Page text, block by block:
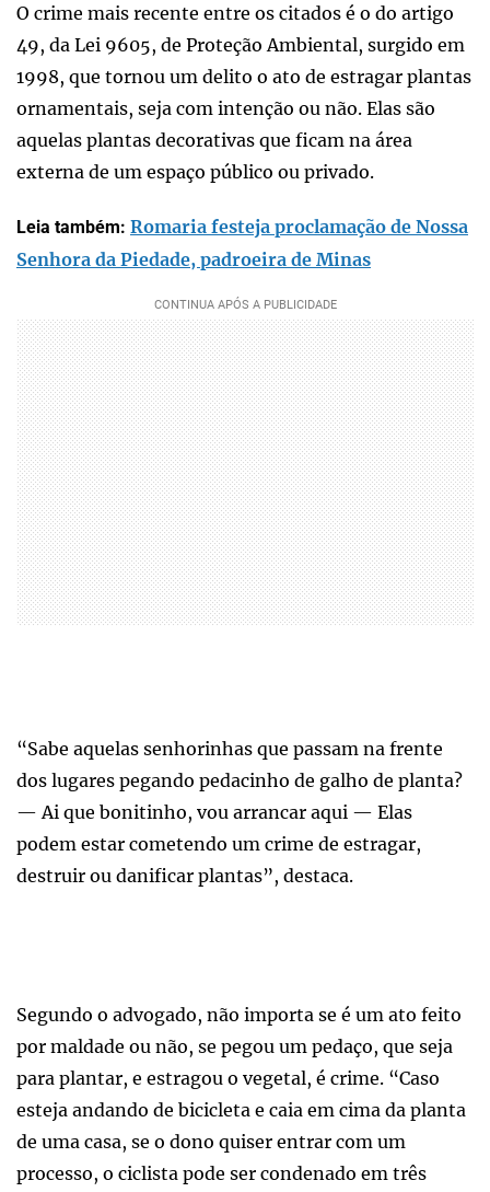
O crime mais recente entre os citados é o do artigo
49, da Lei 9605, de Proteção Ambiental, surgido em
1998, que tornou um delito o ato de estragar plantas
ornamentais, seja com intenção ou não. Elas são
aquelas plantas decorativas que ficam na área
externa de um espaço público ou privado.
Leia também: Romaria festeja proclamação de Nossa
Senhora da Piedade, padroeira de Minas
“Sabe aquelas senhorinhas que passam na frente
dos lugares pegando pedacinho de galho de planta?
— Ai que bonitinho, vou arrancar aqui — Elas
podem estar cometendo um crime de estragar,
destruir ou danificar plantas”, destaca.
Segundo o advogado, não importa se é um ato feito
por maldade ou não, se pegou um pedaço, que seja
para plantar, e estragou o vegetal, é crime. “Caso
esteja andando de bicicleta e caia em cima da planta
de uma casa, se o dono quiser entrar com um
processo, o ciclista pode ser condenado em três